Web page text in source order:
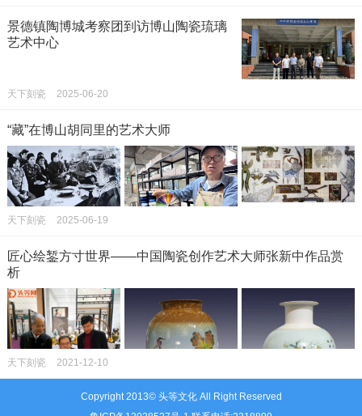
景德镇陶博城考察团到访博山陶瓷琉璃
艺术中心
天下刻瓷 2025-06-20
“藏”在博山胡同里的艺术大师
天下刻瓷 2025-06-19
匠心绘錾方寸世界——中国陶瓷创作艺术大师张新中作品赏
析
天下刻瓷 2021-12-10
Copyright 2013© 头等文化 All Right Reserved